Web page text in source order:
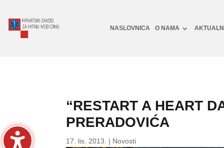
NASLOVNICA O NAMA
“RESTART A HEART
PRERADOVIĆA
17. lis. 2013. | Novosti